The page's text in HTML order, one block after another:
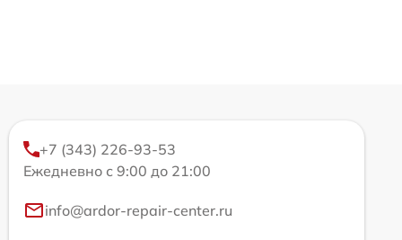
+7 (343) 226-93-53
Ежедневно с 9:00 до 21:00
info@ardor-repair-center.ru